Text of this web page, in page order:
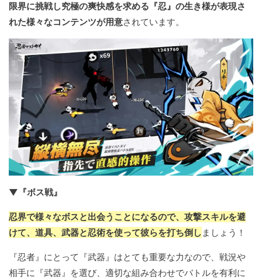
限界に挑戦し究極の爽快感を求める『忍』の生き様が表現さ
れた様々なコンテンツが用意されています。
▼『ボス戦』
忍界で様々なボスと出会うことになるので、攻撃スキルを避
けて、道具、武器と忍術を使って彼らを打ち倒し ましょう！
『忍者』にとって『武器』はとても重要な力なので、戦況や
相手に『武器』を選び、適切な組み合わせでバトルを有利に